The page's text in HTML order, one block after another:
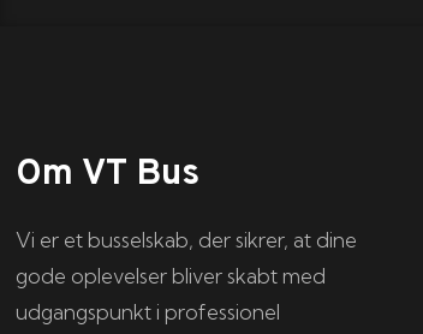
Om VT Bus
Vi er et busselskab, der sikrer, at dine
gode oplevelser bliver skabt med
udgangspunkt i professionel